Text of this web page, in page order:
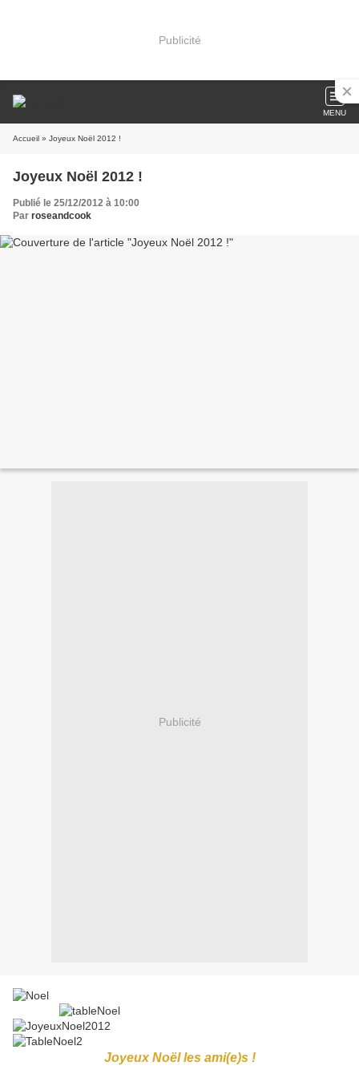
Publicité
MENU
Accueil » Joyeux Noël 2012 !
Joyeux Noël 2012 !
Publié le 25/12/2012 à 10:00
Par roseandcook
Publicité
Joyeux Noël les ami(e)s !